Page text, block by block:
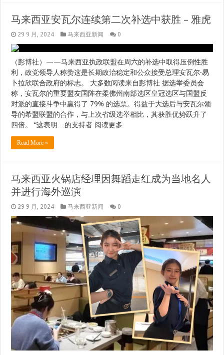
马来西亚安瓦尔连续第二次补选中获胜 – 雅虎
29 9 月, 2024 马来西亚新闻 0
（彭博社）——马来西亚执政联盟在周六的补选中取得压倒性胜
利，政党领导人称赞这是长期政治稳定和公众接受总理安瓦尔·易
卜拉欣联合政府的标志。 大多数阅读来自彭博社 据选举委员会
称，安瓦尔的重要盟友国阵在柔佛州南部选区皇冠选区与国盟反
对派的直接斗争中赢得了 79% 的选票。得益于大选后与安瓦尔领
导的希盟联盟的合作，与上次省级选举相比，其获胜优势跃升了
四倍。 “这表明…的支持者 阅读更多
Read More »
马来西亚火锅店经理因舞蹈走红成为当地名人
并进行海外巡演
29 9 月, 2024 马来西亚新闻 0